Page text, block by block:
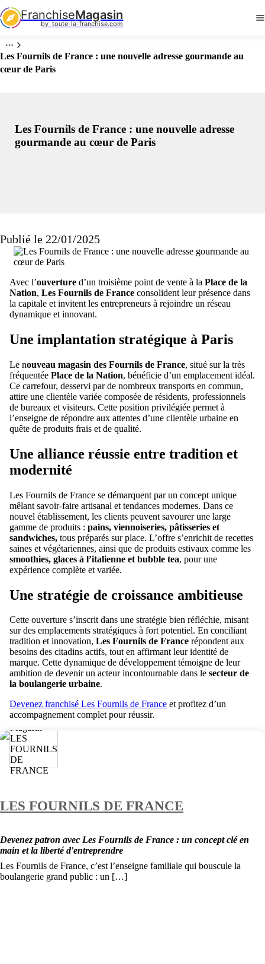
FranchiseMagasin
by  toute-la-franchise.com
Les Fournils de France : une nouvelle adresse gourmande au
cœur de Paris
Les Fournils de France : une nouvelle adresse
gourmande au cœur de Paris
Publié le 22/01/2025
Avec l’ouverture d’un troisième point de vente à la Place de la
Nation, Les Fournils de France consolident leur présence dans
la capitale et invitent les entrepreneurs à rejoindre un réseau
dynamique et innovant.
Une implantation stratégique à Paris
Le nouveau magasin des Fournils de France, situé sur la très
fréquentée Place de la Nation, bénéficie d’un emplacement idéal.
Ce carrefour, desservi par de nombreux transports en commun,
attire une clientèle variée composée de résidents, professionnels
de bureaux et visiteurs. Cette position privilégiée permet à
l’enseigne de répondre aux attentes d’une clientèle urbaine en
quête de produits frais et de qualité.
Une alliance réussie entre tradition et
modernité
Les Fournils de France se démarquent par un concept unique
mêlant savoir-faire artisanal et tendances modernes. Dans ce
nouvel établissement, les clients peuvent savourer une large
gamme de produits : pains, viennoiseries, pâtisseries et
sandwiches, tous préparés sur place. L’offre s’enrichit de recettes
saines et végétariennes, ainsi que de produits estivaux comme les
smoothies, glaces à l’italienne et bubble tea, pour une
expérience complète et variée.
Une stratégie de croissance ambitieuse
Cette ouverture s’inscrit dans une stratégie bien réfléchie, misant
sur des emplacements stratégiques à fort potentiel. En conciliant
tradition et innovation, Les Fournils de France répondent aux
besoins des citadins actifs, tout en affirmant leur identité de
marque. Cette dynamique de développement témoigne de leur
ambition de devenir un acteur incontournable dans le secteur de
la boulangerie urbaine.
Devenez franchisé Les Fournils de France et profitez d’un
accompagnement complet pour réussir.
LES FOURNILS DE FRANCE
Devenez patron avec Les Fournils de France : un concept clé en
main et la liberté d'entreprendre
Les Fournils de France, c’est l’enseigne familiale qui bouscule la
boulangerie grand public : un […]